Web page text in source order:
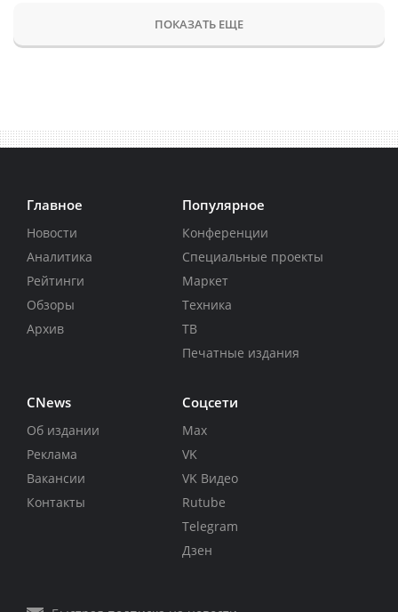
ПОКАЗАТЬ ЕЩЕ
Главное
Новости
Аналитика
Рейтинги
Обзоры
Архив
Популярное
Конференции
Специальные проекты
Маркет
Техника
ТВ
Печатные издания
CNews
Об издании
Реклама
Вакансии
Контакты
Соцсети
Max
VK
VK Видео
Rutube
Telegram
Дзен